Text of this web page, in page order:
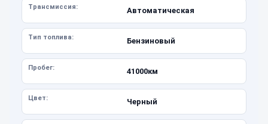
Трансмиссия: Автоматическая
Тип топлива: Бензиновый
Пробег: 41000км
Цвет: Черный